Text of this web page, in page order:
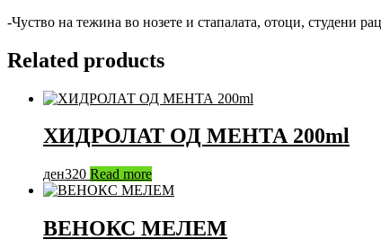
-Чуство на тежина во нозете и стапалата, отоци, студени
Related products
ХИДРОЛАТ ОД МЕНТА 200ml
ден320 Read more
ВЕНОКС МЕЛЕМ